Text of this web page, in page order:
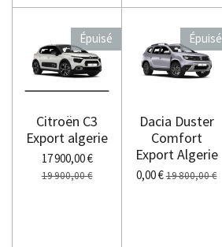
Épuisé
Citroën C3
Export algerie
17 900,00 €
19 900,00 €
Épuisé
Dacia Duster
Comfort
Export Algerie
0,00 €19 800,00 €